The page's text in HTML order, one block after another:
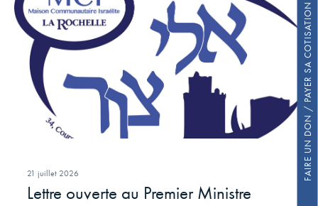
FAIRE UN DON / PAYER SA COTISATION
21 juillet 2026
Lettre ouverte au Premier Ministre